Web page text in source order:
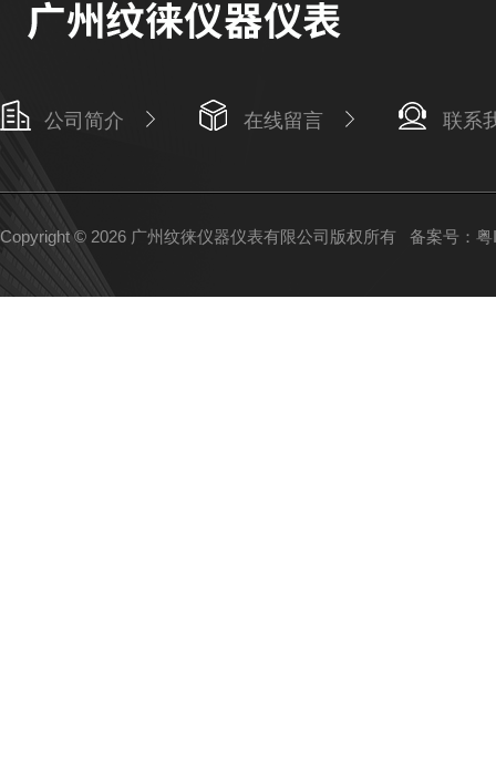
公司简介 在线留言 联系
Copyright © 2026 广州纹徕仪器仪表有限公司版权所有 备案号：